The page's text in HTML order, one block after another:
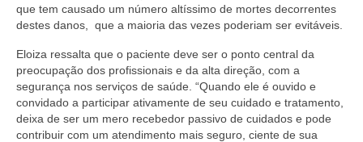
Eleições Anteriores
Agenda do presidente
Editais e licitação
Eleições
que tem causado um número altíssimo de mortes decorrentes
destes danos, que a maioria das vezes poderiam ser evitáveis.
Eloiza ressalta que o paciente deve ser o ponto central da
preocupação dos profissionais e da alta direção, com a
segurança nos serviços de saúde. “Quando ele é ouvido e
convidado a participar ativamente de seu cuidado e tratamento,
deixa de ser um mero recebedor passivo de cuidados e pode
contribuir com um atendimento mais seguro, ciente de sua